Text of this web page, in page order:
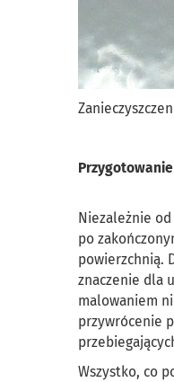
Niezależnie
po
powierzchnią.
znaczenie dla
malowaniem
przywrócenie
Wszystko, co